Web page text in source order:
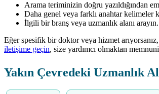
Arama teriminizin doğru yazıldığından
Daha genel veya farklı anahtar kelimeler
İlgili bir branş veya uzmanlık alanı arayın.
Eğer spesifik bir doktor veya hizmet
iletişime geçin, size yardımcı olmaktan
Yakın Çevredeki Uzmanlık